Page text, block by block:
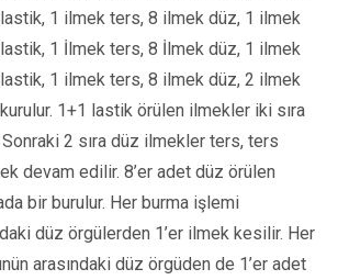
1 ilmek ters, 8 ilmek düz, 1 ilmek
1 İlmek ters, 8 İlmek düz, 1 ilmek
1 ilmek ters, 8 ilmek düz, 2 ilmek
1+1 lastik örülen ilmekler iki sıra
2 sıra düz ilmekler ters, ters
devam edilir. 8’er adet düz örülen
bir burulur. Her burma işlemi
düz örgülerden 1’er ilmek kesilir. Her
arasındaki düz örgüden de 1’er adet